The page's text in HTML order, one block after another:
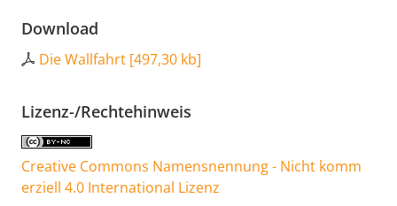
Download
Die Wallfahrt [497,30 kb]
Lizenz-/Rechtehinweis
Creative Commons Namensnennung - Nicht komm
erziell 4.0 International Lizenz